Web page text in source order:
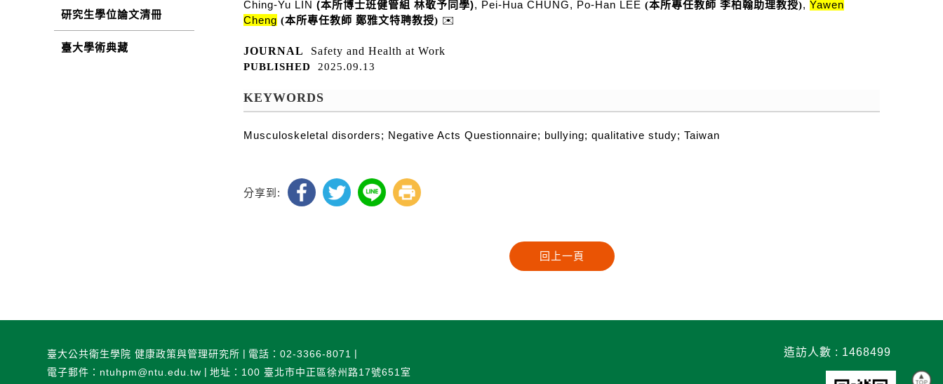
研究生學位論文清冊
臺大學術典藏
Ching-Yu LIN(本所博士班健管組 林敬予同學), Pei-Hua CHUNG, Po-Han LEE(本所專任教師 李柏翰助理教授),Yawen
Cheng (本所專任教師 鄭雅文特聘教授) ✉️
JOURNAL Safety and Health at Work
PUBLISHED2025.09.13
KEYWORDS
Musculoskeletal disorders; Negative Acts Questionnaire; bullying; qualitative study; Taiwan
分享到:
造訪人數 : 1468499
臺大公共衛生學院 健康政策與管理研究所
電話：02-3366-8071
電子郵件：ntuhpm@ntu.edu.tw
地址：100 臺北市中正區徐州路17號651室